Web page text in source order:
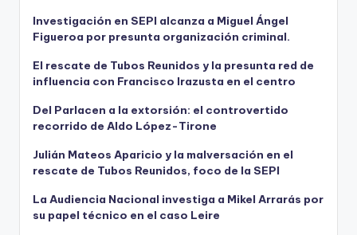
Investigación en SEPI alcanza a Miguel Ángel
Figueroa por presunta organización criminal.
El rescate de Tubos Reunidos y la presunta red de
influencia con Francisco Irazusta en el centro
Del Parlacen a la extorsión: el controvertido
recorrido de Aldo López-Tirone
Julián Mateos Aparicio y la malversación en el
rescate de Tubos Reunidos, foco de la SEPI
La Audiencia Nacional investiga a Mikel Arrarás por
su papel técnico en el caso Leire